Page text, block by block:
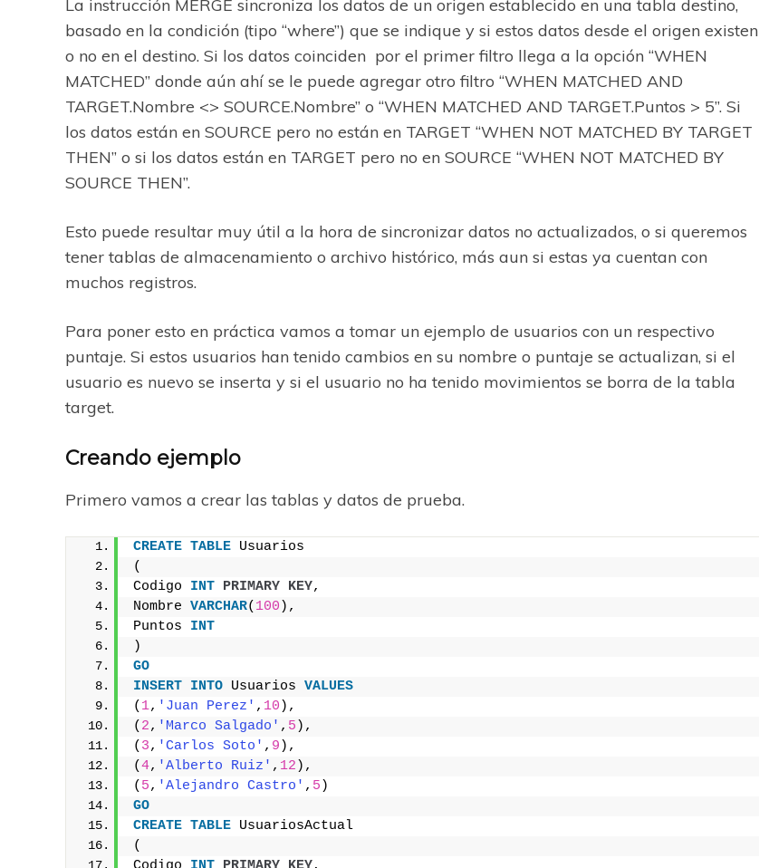
La instrucción MERGE sincroniza los datos de un origen establecido en una tabla destino,
basado en la condición (tipo “where”) que se indique y si estos datos desde el origen existen
o no en el destino. Si los datos coinciden por el primer filtro llega a la opción “WHEN
MATCHED” donde aún ahí se le puede agregar otro filtro “WHEN MATCHED AND
TARGET.Nombre <> SOURCE.Nombre” o “WHEN MATCHED AND TARGET.Puntos > 5”. Si
los datos están en SOURCE pero no están en TARGET “WHEN NOT MATCHED BY TARGET
THEN” o si los datos están en TARGET pero no en SOURCE “WHEN NOT MATCHED BY
SOURCE THEN”.
Esto puede resultar muy útil a la hora de sincronizar datos no actualizados, o si queremos
tener tablas de almacenamiento o archivo histórico, más aun si estas ya cuentan con
muchos registros.
Para poner esto en práctica vamos a tomar un ejemplo de usuarios con un respectivo
puntaje. Si estos usuarios han tenido cambios en su nombre o puntaje se actualizan, si el
usuario es nuevo se inserta y si el usuario no ha tenido movimientos se borra de la tabla
target.
Creando ejemplo
Primero vamos a crear las tablas y datos de prueba.
CREATE TABLE Usuarios
(
Codigo INT PRIMARY KEY,
Nombre VARCHAR( 100 ),
Puntos INT
)
GO
INSERT INTO Usuarios VALUES
( 1, 'Juan Perez' , 10 ),
( 2, 'Marco Salgado' , 5 ),
( 3, 'Carlos Soto' , 9 ),
(4, 'Alberto Ruiz' , 12 ),
( 5, 'Alejandro Castro' , 5 )
GO
CREATE TABLE UsuariosActual
(